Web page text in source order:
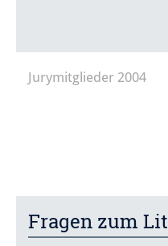
Jurymitglieder 2004
Fragen zum